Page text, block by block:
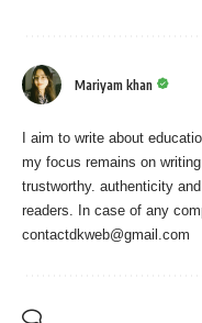
Mariyam khan
I aim to write about
my focus remains on
trustworthy. authenticity
readers. In case of any
contactdkweb@gmail.com